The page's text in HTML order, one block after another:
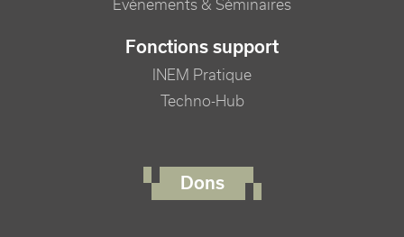
Evènements & Séminaires
Fonctions support
INEM Pratique
Techno-Hub
Dons